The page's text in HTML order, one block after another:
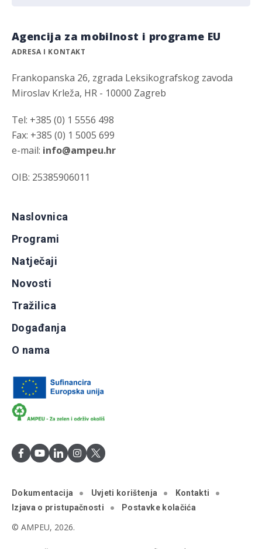
Agencija za mobilnost i programe EU
ADRESA I KONTAKT
Frankopanska 26, zgrada Leksikografskog zavoda
Miroslav Krleža, HR - 10000 Zagreb
Tel: +385 (0) 1 5556 498
Fax: +385 (0) 1 5005 699
e-mail: info@ampeu.hr
OIB: 25385906011
Naslovnica
Programi
Natječaji
Novosti
Tražilica
Događanja
O nama
Dokumentacija Uvjeti korištenja
Kontakti
Izjava o pristupačnosti
Postavke kolačića
© AMPEU, 2026.